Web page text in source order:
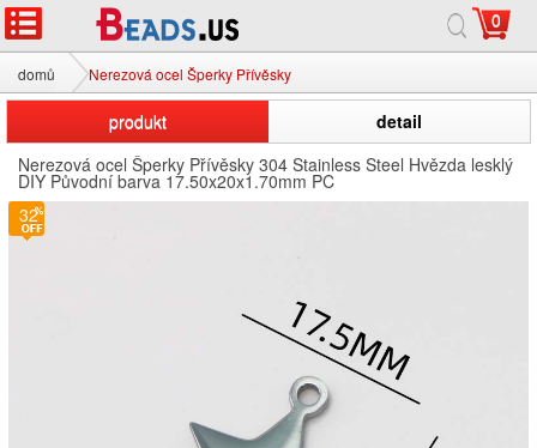
0
domů Nerezová ocel Šperky Přívěsky
produkt
detail
Nerezová ocel Šperky Přívěsky 304 Stainless Steel Hvězda lesklý
DIY Původní barva 17.50x20x1.70mm PC
32